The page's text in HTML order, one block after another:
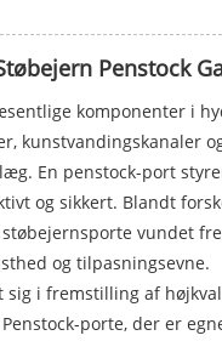
Penstock
komponenter i
kunstvandingskanaler
En penstock-port
og sikkert. Blandt
vundet
og tilpasningsevne.
sig i fremstilling af
porte, der er